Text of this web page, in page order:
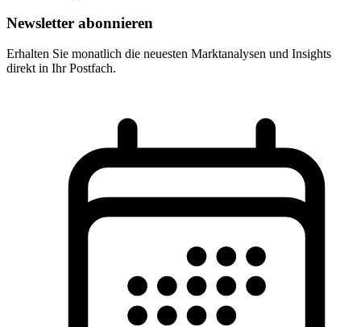
Newsletter abonnieren
Erhalten Sie monatlich die neuesten Marktanalysen und Insights
direkt in Ihr Postfach.